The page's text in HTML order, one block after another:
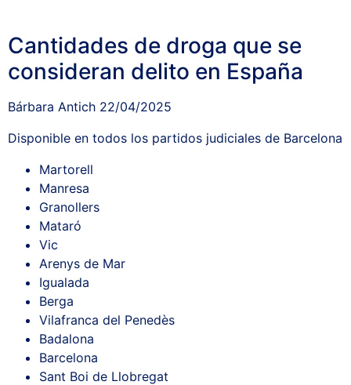
Cantidades de droga que se
consideran delito en España
Bárbara Antich 22/04/2025
Disponible en todos los partidos judiciales de Barcelona
Martorell
Manresa
Granollers
Mataró
Vic
Arenys de Mar
Igualada
Berga
Vilafranca del Penedès
Badalona
Barcelona
Sant Boi de Llobregat